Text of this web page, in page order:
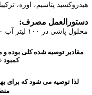
هیدروکسید پتاسیم، اوره،
دستورالعمل مصرف:
محلول پاشی در ۱۰۰ لیتر آب ۲۵۰ الی ۳۵۰ میلی لیتر
مقادیر توصیه شده کلی بوده
کمبود
لذا توصیه می شود که برای